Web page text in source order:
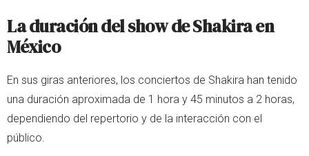
La duración del show de Shakira en
México
En sus giras anteriores, los conciertos de Shakira han tenido
una duración aproximada de 1 hora y 45 minutos a 2 horas,
dependiendo del repertorio y de la interacción con el
público.